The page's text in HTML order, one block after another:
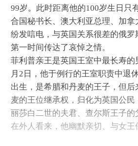
99岁。此时距离他的100岁生日只
合国秘书长、澳大利亚总理、加拿
纷发唁电，与英国关系很差的俄罗
第一时间传达了哀悼之情。
菲利普亲王是英国王室中最长寿的
月2日，他于例行的王室职责中退
出生，是希腊和丹麦的王子，但
麦的王位继承权，归化为英国公
丽莎白二世的夫君、查尔斯王子的
在外人看来，他幽默亲切、与女王